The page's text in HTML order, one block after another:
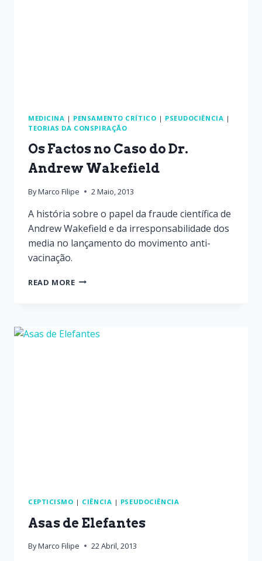
MEDICINA | PENSAMENTO CRÍTICO | PSEUDOCIÊNCIA |
TEORIAS DA CONSPIRAÇÃO
Os Factos no Caso do Dr.
Andrew Wakefield
ByMarco Filipe 2 Maio, 2013
A história sobre o papel da fraude científica de
Andrew Wakefield e da irresponsabilidade dos
media no lançamento do movimento anti-
vacinação.
READ MORE
CEPTICISMO | CIÊNCIA | PSEUDOCIÊNCIA
Asas de Elefantes
ByMarco Filipe 22 Abril, 2013